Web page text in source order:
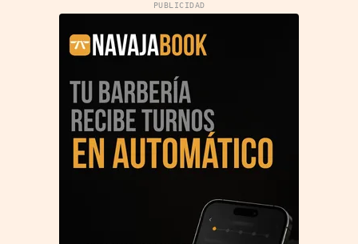
PUBLICIDAD